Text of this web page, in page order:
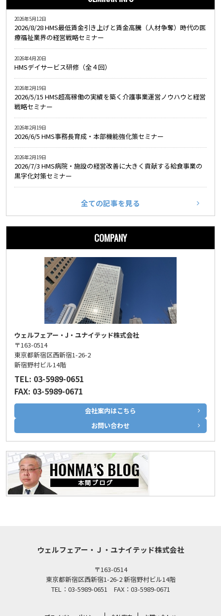
2026/8/28 HMS最低賃金引き上げと賃金高騰（人材争奪）時代の医
療福祉業界の経営戦略セミナー
2026年5月12日
HMSデイサービス研修（全４回）
2026年4月20日
2026/5/15 HMS超高稼働の実績を築く介護事業運営ノウハウと経営
戦略セミナー
2026年2月19日
2026/6/5 HMS事務長育成・本部機能強化策セミナー
2026年2月19日
2026/7/3 HMS病院・施設の経営改善に大きく貢献する給食事業の
黒字化対策セミナー
2026年2月19日
全ての記事を見る
COMPANY
ウェルフェアー・J・ユナイテッド株式会社
〒163-0514
東京都新宿区西新宿1-26-2
新宿野村ビル14階
TEL: 03-5989-0651
FAX: 03-5989-0671
会社案内はこちら
お問い合わせ
ウェルフェアー・Ｊ・ユナイテッド株式会社
〒163-0514
東京都新宿区西新宿1-26-2 新宿野村ビル14階
TEL：03-5989-0651 FAX：03-5989-0671